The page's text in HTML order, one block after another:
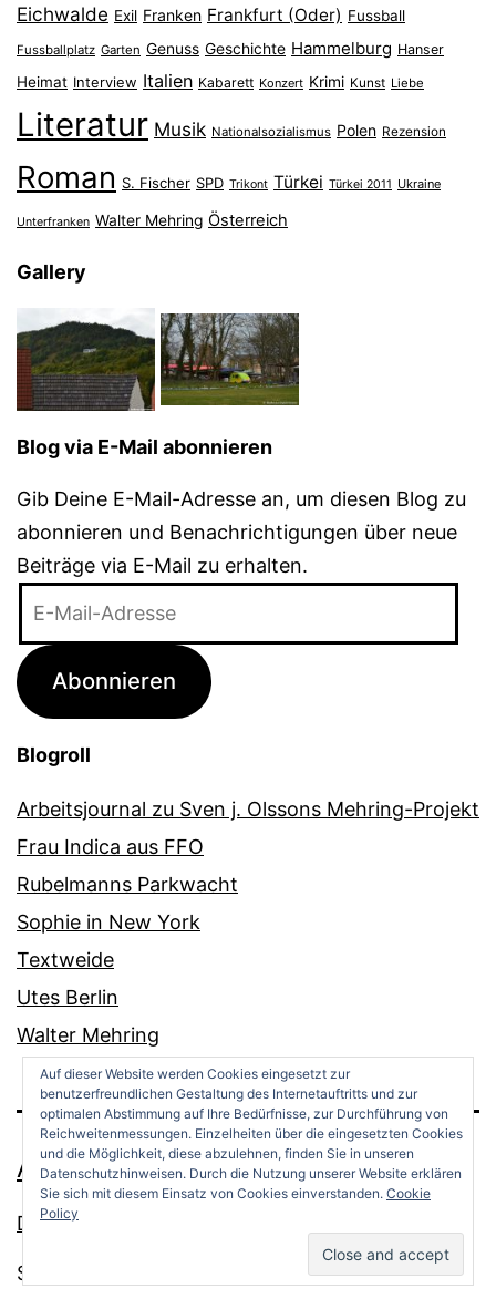
Eichwalde Exil Franken Frankfurt (Oder) Fussball
Fussballplatz Garten Genuss Geschichte Hammelburg Hanser
Heimat Interview Italien Kabarett Konzert Krimi Kunst Liebe
Literatur Musik Nationalsozialismus Polen Rezension
Roman S. Fischer SPD Trikont Türkei Türkei 2011 Ukraine
Unterfranken Walter Mehring Österreich
Gallery
Blog via E-Mail abonnieren
Gib Deine E-Mail-Adresse an, um diesen Blog zu
abonnieren und Benachrichtigungen über neue
Beiträge via E-Mail zu erhalten.
Adresse
Abonnieren
Blogroll
Arbeitsjournal zu Sven j. Olssons Mehring-Projekt
Frau Indica aus FFO
Rubelmanns Parkwacht
Sophie in New York
Textweide
Utes Berlin
Walter Mehring
ANDREAS OPPERMANN
Datenschutz
Stolz präsentiert von WordPress.
Auf dieser Website werden Cookies eingesetzt zur
benutzerfreundlichen Gestaltung des Internetauftritts und zur
optimalen Abstimmung auf Ihre Bedürfnisse, zur Durchführung von
Reichweitenmessungen. Einzelheiten über die eingesetzten Cookies
und die Möglichkeit, diese abzulehnen, finden Sie in unseren
Datenschutzhinweisen. Durch die Nutzung unserer Website erklären
Sie sich mit diesem Einsatz von Cookies einverstanden. Cookie
Policy